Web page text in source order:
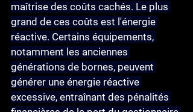
maîtrise des coûts cachés. Le plus
grand de ces coûts est l'énergie
réactive. Certains équipements,
notamment les anciennes
générations de bornes, peuvent
générer une énergie réactive
excessive, entraînant des pénalités